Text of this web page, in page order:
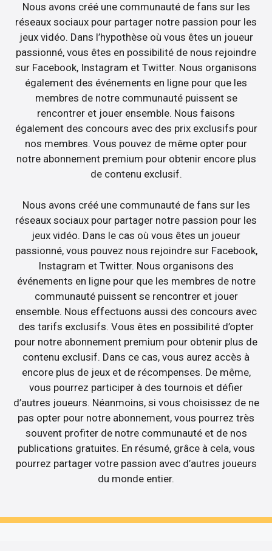
Nous avons créé une communauté de fans sur les
réseaux sociaux pour partager notre passion pour les
jeux vidéo. Dans l’hypothèse où vous êtes un joueur
passionné, vous êtes en possibilité de nous rejoindre
sur Facebook, Instagram et Twitter. Nous organisons
également des événements en ligne pour que les
membres de notre communauté puissent se
rencontrer et jouer ensemble. Nous faisons
également des concours avec des prix exclusifs pour
nos membres. Vous pouvez de même opter pour
notre abonnement premium pour obtenir encore plus
de contenu exclusif.
Nous avons créé une communauté de fans sur les
réseaux sociaux pour partager notre passion pour les
jeux vidéo. Dans le cas où vous êtes un joueur
passionné, vous pouvez nous rejoindre sur Facebook,
Instagram et Twitter. Nous organisons des
événements en ligne pour que les membres de notre
communauté puissent se rencontrer et jouer
ensemble. Nous effectuons aussi des concours avec
des tarifs exclusifs. Vous êtes en possibilité d’opter
pour notre abonnement premium pour obtenir plus de
contenu exclusif. Dans ce cas, vous aurez accès à
encore plus de jeux et de récompenses. De même,
vous pourrez participer à des tournois et défier
d’autres joueurs. Néanmoins, si vous choisissez de ne
pas opter pour notre abonnement, vous pourrez très
souvent profiter de notre communauté et de nos
publications gratuites. En résumé, grâce à cela, vous
pourrez partager votre passion avec d’autres joueurs
du monde entier.